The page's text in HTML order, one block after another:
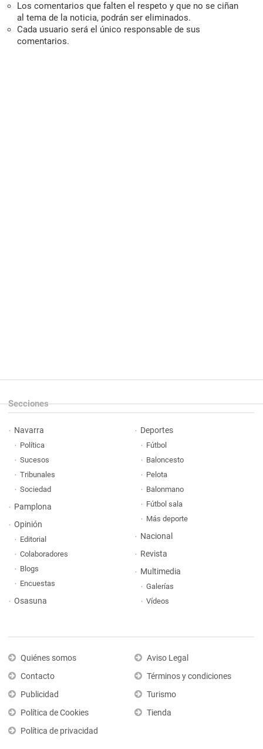
Los comentarios que falten el respeto y que no se ciñan
al tema de la noticia, podrán ser eliminados.
Cada usuario será el único responsable de sus
comentarios.
Secciones
Navarra
Política
Sucesos
Tribunales
Sociedad
Pamplona
Opinión
Editorial
Colaboradores
Blogs
Encuestas
Osasuna
Deportes
Fútbol
Baloncesto
Pelota
Balonmano
Fútbol sala
Más deporte
Nacional
Revista
Multimedia
Galerías
Vídeos
Quiénes somos
Contacto
Publicidad
Política de Cookies
Política de privacidad
Aviso Legal
Términos y condiciones
Turismo
Tienda